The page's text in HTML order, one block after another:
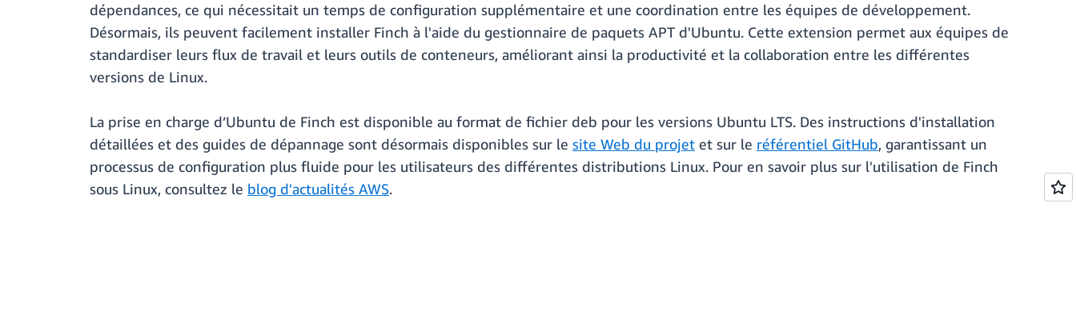
dépendances, ce qui nécessitait un temps de configuration supplémentaire et une coordination entre les équipes de développement.
Désormais, ils peuvent facilement installer Finch à l'aide du gestionnaire de paquets APT d'Ubuntu. Cette extension permet aux équipes de
standardiser leurs flux de travail et leurs outils de conteneurs, améliorant ainsi la productivité et la collaboration entre les différentes
versions de Linux.
La prise en charge d’Ubuntu de Finch est disponible au format de fichier deb pour les versions Ubuntu LTS. Des instructions d'installation
détaillées et des guides de dépannage sont désormais disponibles sur le site Web du projet et sur le référentiel GitHub, garantissant un
processus de configuration plus fluide pour les utilisateurs des différentes distributions Linux. Pour en savoir plus sur l'utilisation de Finch
sous Linux, consultez le blog d'actualités AWS.